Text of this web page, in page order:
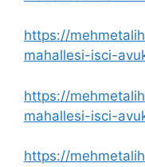
https://
mahallesi-isci-
https://
mahallesi-isci-
https://